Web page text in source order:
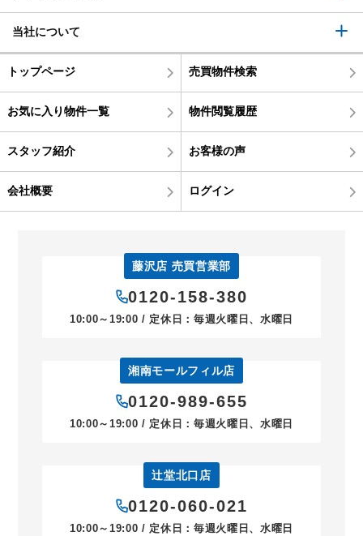
当社について
トップページ 売買物件検索
お気に入り物件一覧 物件閲覧履歴
スタッフ紹介 お客様の声
会社概要 ログイン
藤沢店 売買営業部
0120-158-380
10:00～19:00 / 定休日：毎週火曜日、水曜日
湘南モールフィル店
0120-989-655
10:00～19:00 / 定休日：毎週火曜日、水曜日
辻堂北口店
0120-060-021
10:00～19:00 / 定休日：毎週火曜日、水曜日